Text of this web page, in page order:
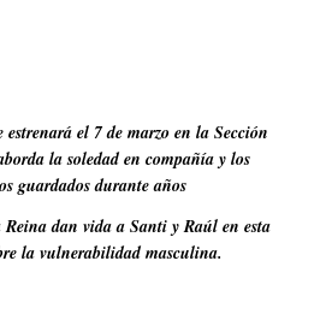
el 7 de marzo en la Sección
la soledad en compañía y los
guardados durante años
dan vida a Santi y Raúl en esta
la vulnerabilidad masculina.